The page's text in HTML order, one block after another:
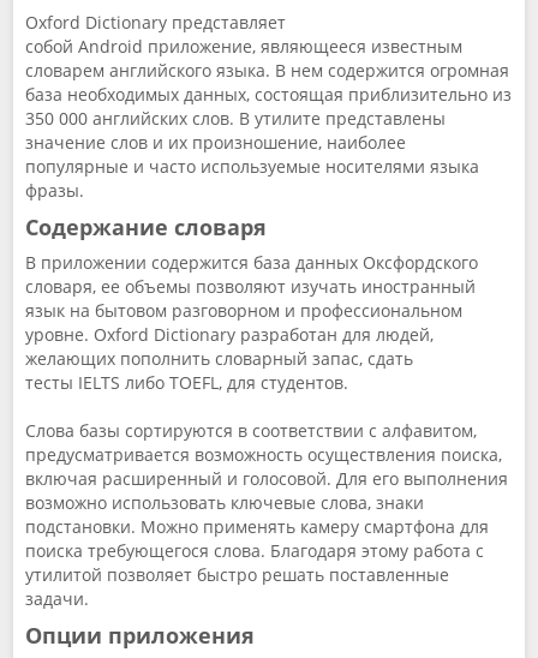
Oxford Dictionary представляет
собой Android приложение, являющееся известным
словарем английского языка. В нем содержится огромная
база необходимых данных, состоящая приблизительно из
350 000 английских слов. В утилите представлены
значение слов и их произношение, наиболее
популярные и часто используемые носителями языка
фразы.
Содержание словаря
В приложении содержится база данных Оксфордского
словаря, ее объемы позволяют изучать иностранный
язык на бытовом разговорном и профессиональном
уровне. Oxford Dictionary разработан для людей,
желающих пополнить словарный запас, сдать
тесты IELTS либо TOEFL, для студентов.
Слова базы сортируются в соответствии с алфавитом,
предусматривается возможность осуществления поиска,
включая расширенный и голосовой. Для его выполнения
возможно использовать ключевые слова, знаки
подстановки. Можно применять камеру смартфона для
поиска требующегося слова. Благодаря этому работа с
утилитой позволяет быстро решать поставленные
задачи.
Опции приложения